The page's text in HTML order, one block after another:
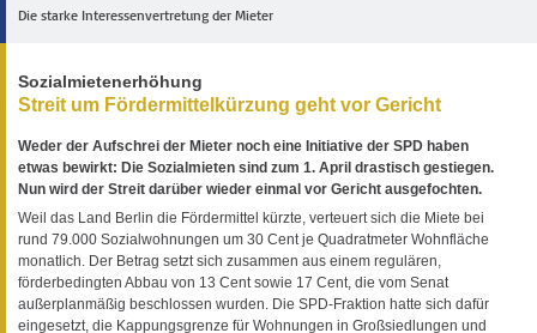
Die starke Interessenvertretung der Mieter
Sozialmietenerhöhung
Streit um Fördermittelkürzung geht vor Gericht
Weder der Aufschrei der Mieter noch eine Initiative der SPD haben
etwas bewirkt: Die Sozialmieten sind zum 1. April drastisch gestiegen.
Nun wird der Streit darüber wieder einmal vor Gericht ausgefochten.
Weil das Land Berlin die Fördermittel kürzte, verteuert sich die Miete bei
rund 79.000 Sozialwohnungen um 30 Cent je Quadratmeter Wohnfläche
monatlich. Der Betrag setzt sich zusammen aus einem regulären,
förderbedingten Abbau von 13 Cent sowie 17 Cent, die vom Senat
außerplanmäßig beschlossen wurden. Die SPD-Fraktion hatte sich dafür
eingesetzt, die Kappungsgrenze für Wohnungen in Großsiedlungen und